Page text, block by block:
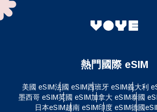
熱門國際 eSIM
美國 eSIM法國 eSIM西班牙 eSIM義大利
墨西哥 eSIM英國 eSIM加拿大 eSIM泰國
日本eSIM越南 eSIM印度 eSIM德國